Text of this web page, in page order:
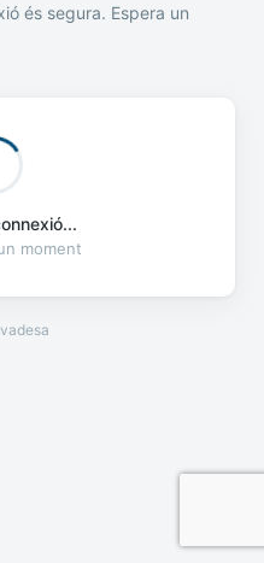
és segura. Espera un
moment